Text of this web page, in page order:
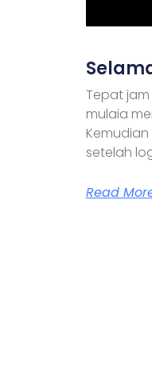
Tepat jam
mulaia
setelah
Read